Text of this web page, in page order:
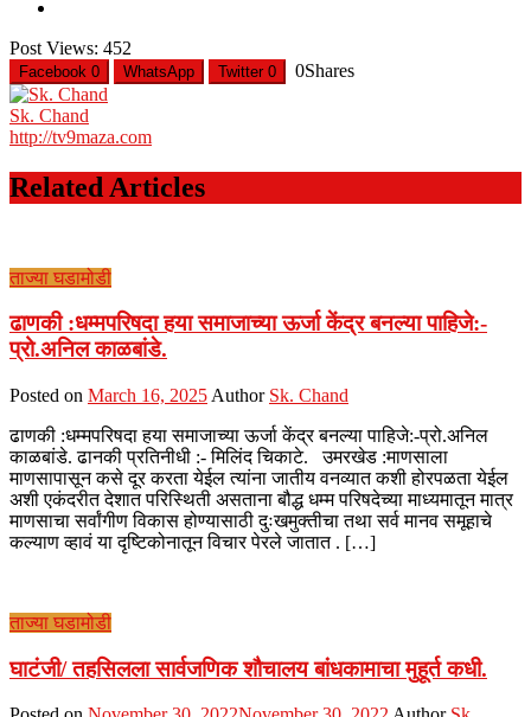
Post Views: 452
Facebook 0 WhatsApp Twitter 0 0Shares
Sk. Chand
http://tv9maza.com
Related Articles
ताज्या घडामोडी
ढाणकी :धम्मपरिषदा हया समाजाच्या ऊर्जा केंद्र बनल्या पाहिजे:-
प्रो.अनिल काळबांडे.
Posted on March 16, 2025 Author Sk. Chand
ढाणकी :धम्मपरिषदा हया समाजाच्या ऊर्जा केंद्र बनल्या पाहिजे:-प्रो.अनिल
काळबांडे. ढानकी प्रतिनीधी :- मिलिंद चिकाटे. उमरखेड :माणसाला
माणसापासून कसे दूर करता येईल त्यांना जातीय वनव्यात कशी होरपळता येईल
अशी एकंदरीत देशात परिस्थिती असताना बौद्ध धम्म परिषदेच्या माध्यमातून मात्र
माणसाचा सर्वांगीण विकास होण्यासाठी दुःखमुक्तीचा तथा सर्व मानव समूहाचे
कल्याण व्हावं या दृष्टिकोनातून विचार पेरले जातात . […]
ताज्या घडामोडी
घाटंजी/ तहसिलला सार्वजणिक शौचालय बांधकामाचा मुहूर्त कधी.